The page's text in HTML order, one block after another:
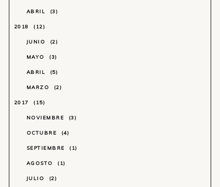
ABRIL 3
2018 12
JUNIO 2
MAYO 3
ABRIL 5
MARZO 2
2017 15
NOVIEMBRE 3
OCTUBRE 4
SEPTIEMBRE 1
AGOSTO 1
JULIO 2